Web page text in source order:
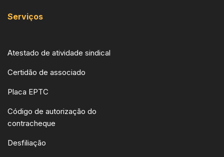
Serviços
Atestado de atividade sindical
Certidão de associado
Placa EPTC
Código de autorização do
contracheque
Desfiliação